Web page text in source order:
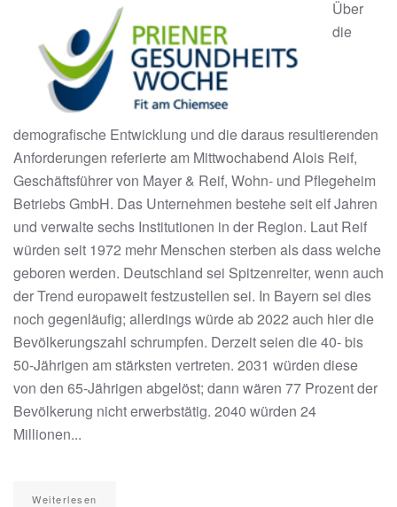
Über
die
demografische Entwicklung und die daraus resultierenden
Anforderungen referierte am Mittwochabend Alois Reif,
Geschäftsführer von Mayer & Reif, Wohn- und Pflegeheim
Betriebs GmbH. Das Unternehmen bestehe seit elf Jahren
und verwalte sechs Institutionen in der Region. Laut Reif
würden seit 1972 mehr Menschen sterben als dass welche
geboren werden. Deutschland sei Spitzenreiter, wenn auch
der Trend europaweit festzustellen sei. In Bayern sei dies
noch gegenläufig; allerdings würde ab 2022 auch hier die
Bevölkerungszahl schrumpfen. Derzeit seien die 40- bis
50-Jährigen am stärksten vertreten. 2031 würden diese
von den 65-Jährigen abgelöst; dann wären 77 Prozent der
Bevölkerung nicht erwerbstätig. 2040 würden 24
Millionen...
Weiterlesen